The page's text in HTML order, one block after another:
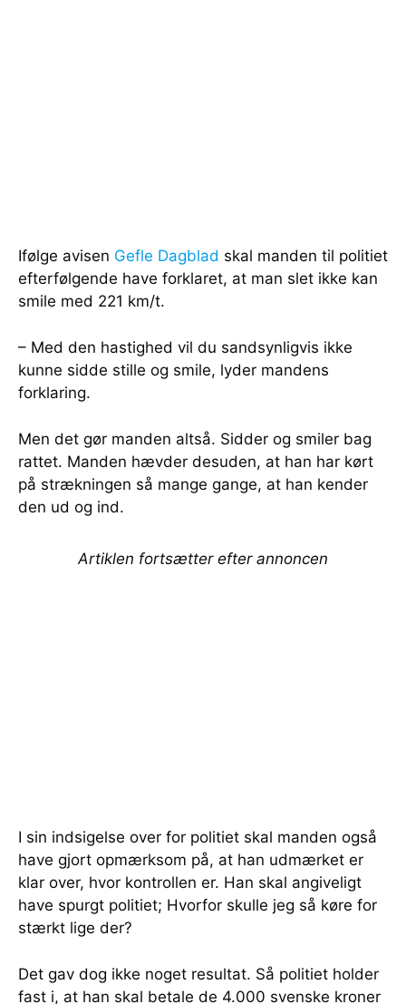
Ifølge avisen Gefle Dagblad skal manden til politiet
efterfølgende have forklaret, at man slet ikke kan
smile med 221 km/t.
– Med den hastighed vil du sandsynligvis ikke
kunne sidde stille og smile, lyder mandens
forklaring.
Men det gør manden altså. Sidder og smiler bag
rattet. Manden hævder desuden, at han har kørt
på strækningen så mange gange, at han kender
den ud og ind.
Artiklen fortsætter efter annoncen
I sin indsigelse over for politiet skal manden også
have gjort opmærksom på, at han udmærket er
klar over, hvor kontrollen er. Han skal angiveligt
have spurgt politiet; Hvorfor skulle jeg så køre for
stærkt lige der?
Det gav dog ikke noget resultat. Så politiet holder
fast i, at han skal betale de 4.000 svenske kroner